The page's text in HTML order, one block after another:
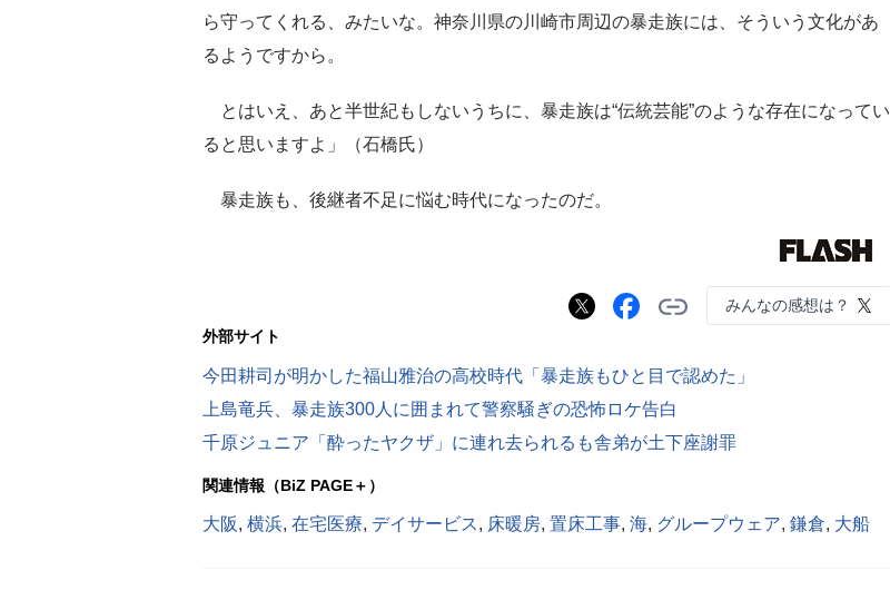
ら守ってくれる、みたいな。神奈川県の川崎市周辺の暴走族には、そういう文化があ
るようですから。
とはいえ、あと半世紀もしないうちに、暴走族は“伝統芸能”のような存在になってい
ると思いますよ」（石橋氏）
暴走族も、後継者不足に悩む時代になったのだ。
みんなの感想は？
外部サイト
今田耕司が明かした福山雅治の高校時代「暴走族もひと目で認めた」
上島竜兵、暴走族300人に囲まれて警察騒ぎの恐怖ロケ告白
千原ジュニア「酔ったヤクザ」に連れ去られるも舎弟が土下座謝罪
関連情報（BiZ PAGE＋）
大阪, 横浜, 在宅医療, デイサービス, 床暖房, 置床工事, 海, グループウェア, 鎌倉, 大船